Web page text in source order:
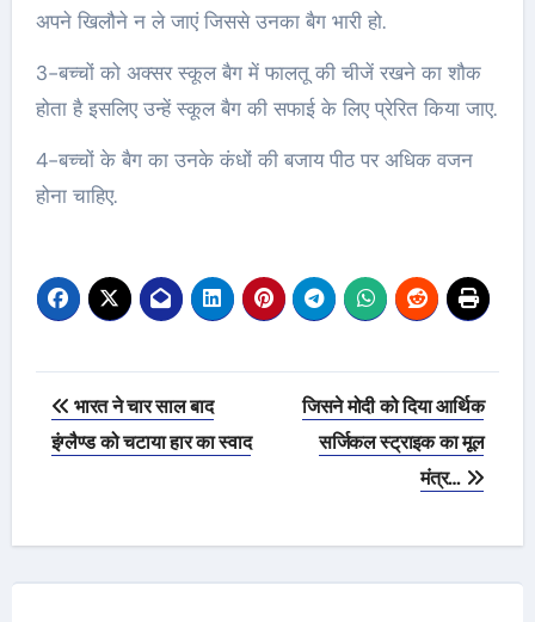
अपने खिलौने न ले जाएं जिससे उनका बैग भारी हो.
3-बच्चों को अक्सर स्कूल बैग में फालतू की चीजें रखने का शौक
होता है इसलिए उन्हें स्कूल बैग की सफाई के लिए प्रेरित किया जाए.
4-बच्चों के बैग का उनके कंधों की बजाय पीठ पर अधिक वजन
होना चाहिए.
Post
navigation
भारत ने चार साल बाद
इंग्लैण्ड को चटाया हार का स्वाद
जिसने मोदी को दिया आर्थिक
सर्जिकल स्ट्राइक का मूल
मंत्र…